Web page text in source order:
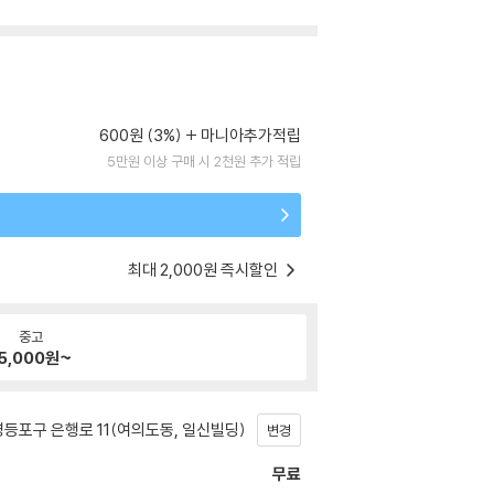
600원 (3%) 마니아추가적립
5만원 이상 구매 시 2천원 추가 적립
최대 2,000원 즉시할인
중고
원~
포구 은행로 11(여의도동, 일신빌딩) 변경
무료